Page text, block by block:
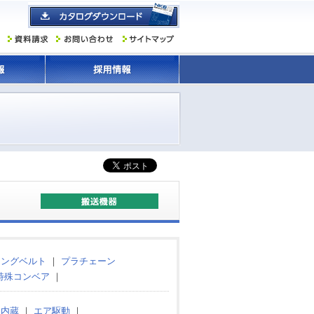
グベルト ｜ プラチェーン
殊コンベア ｜
蔵｜ エア駆動 ｜